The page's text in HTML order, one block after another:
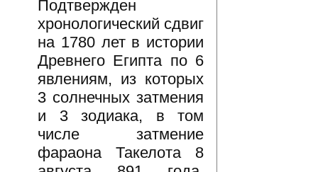
Подтвержден
хронологический сдвиг
на 1780 лет в истории
Древнего Египта по 6
явлениям, из которых
3 солнечных затмения
и 3 зодиака, в том
числе затмение
фараона Такелота 8